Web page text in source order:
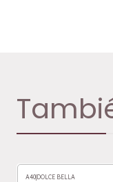
A40 DOLCE BELLA